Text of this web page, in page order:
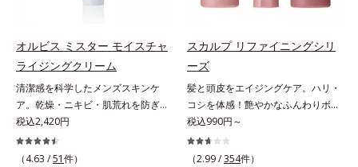
湿力*3 年齢に応じたお手入れのこ
角層*5 乾燥による*6 洗浄によ
る物理的効果*7 うるおいによる
*8 乾燥、ハリ・ツヤのなさ*9
保湿成分*10 ロニセラカエルレア
果汁、ノバラエキス配合＝うるおい
を与えハリと透明感に満ちた肌へ導
く保湿成分*11 メマツヨイグサ抽
出液、スイカズラエキス配合＝角層
るおいによる*5 乾燥、ハリ・ツヤ
ロニセラカエルレア果汁、ノバラエ
キス配合＝うるおいを与えハリと透
明感に満ちた肌へ導く保湿成分*9
メマツヨイグサ抽出液、スイカズラ
エキス配合＝角層のすみずみまで水
分・油分を保ち、ハリ・ツヤを与え
る保湿成分*10 気持ちのこと各商品
の詳しい情報は商品ページをご覧く
で、化粧水、クリーム、シワ改善・
ッククリーム(*3)、パックの6役を
担い、複合的にアプローチ。Wナイ
アシン(*4)によるシワ改善・シミ予
防に加え、複合成分コラーゲンコン
プレックスSPが肌のハリを徹底サポ
ート。肌なじみのよいクリーム構造
で角層まで保湿成分が浸透し、うる
おいをギュッと閉じ込めます。洗顔
肌をやわらかくしながら角層まで浸
こやかに整え、うるおいを蓄える肌
へと導きます。洗顔後すぐに使うこ
とで、あとのオールインワンクリー
ムの肌なじみを高め、うるおいとツ
ヤのある肌を叶えます。*1 肌にハ
リを与え若々しい印象*2 スクワラ
ン、トリ（カプリル酸／カプリン
酸）グリセリル＝肌をやわらかくほ
オルビス ミスター モイスチャ
ライジングクリーム
清潔感を科学したメンズスキンケ
ア。乾燥・ニキビ・肌荒れを防ぎハ
リ・ツヤのある、好印象な清潔透明
肌(*1)へ。オルビスミスターは、男
性の清潔感、爽やかさ、若々しさの
税込2,420円
（4.63 /51件）
スカルプ リファイニングシリ
ーズ
髪と頭皮をエイジングケア。ハリ・
コシを体感！艶やかなふんわりボリ
ューム美髪へ。「抜け毛が目立つ」
「ボリュームがない」「ハリ・コシ
がない」という年齢による3大髪悩
税込990円～
（2.99 /354件）